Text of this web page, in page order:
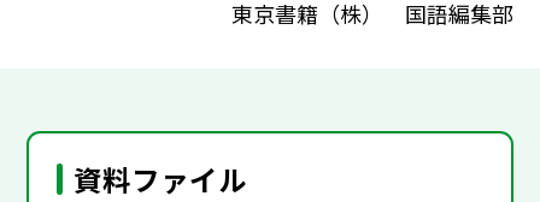
東京書籍（株） 国語編集部
資料ファイル